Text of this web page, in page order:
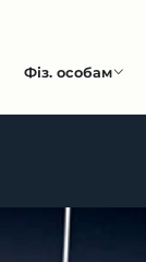
Фіз. особам